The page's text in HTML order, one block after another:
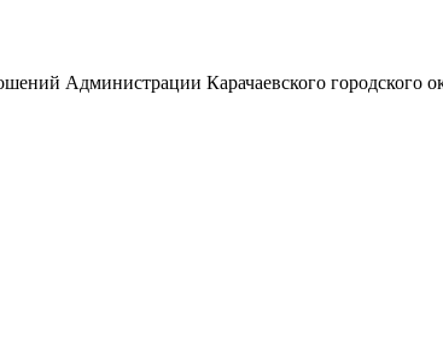
Администрации Карачаевского городского